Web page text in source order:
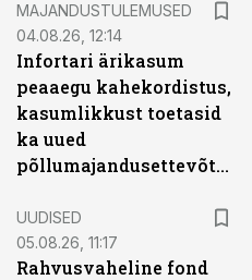
MAJANDUSTULEMUSED
04.08.26, 12:14
Infortari ärikasum
peaaegu kahekordistus,
kasumlikkust toetasid
ka uued
põllumajandusettevõtted
UUDISED
05.08.26, 11:17
Rahvusvaheline fond